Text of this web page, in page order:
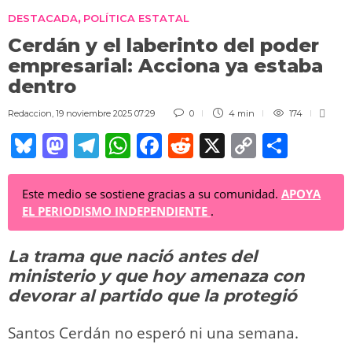
DESTACADA, POLÍTICA ESTATAL
Cerdán y el laberinto del poder
empresarial: Acciona ya estaba
dentro
Redaccion 19 noviembre 2025 07:29 0 4 min 174
Bl
u
e
sk
y
M
a
st
o
d
o
n
T
el
e
gr
a
m
W
h
at
s
A
p
p
F
a
c
e
b
o
o
k
R
e
d
di
t
X C
o
p
Li
n
k
o
m
tir
Este medio se sostiene gracias a su comunidad. APOYA
EL PERIODISMO INDEPENDIENTE .
La trama que nació antes del
ministerio y que hoy amenaza con
devorar al partido que la protegió
Santos Cerdán no esperó ni una semana.